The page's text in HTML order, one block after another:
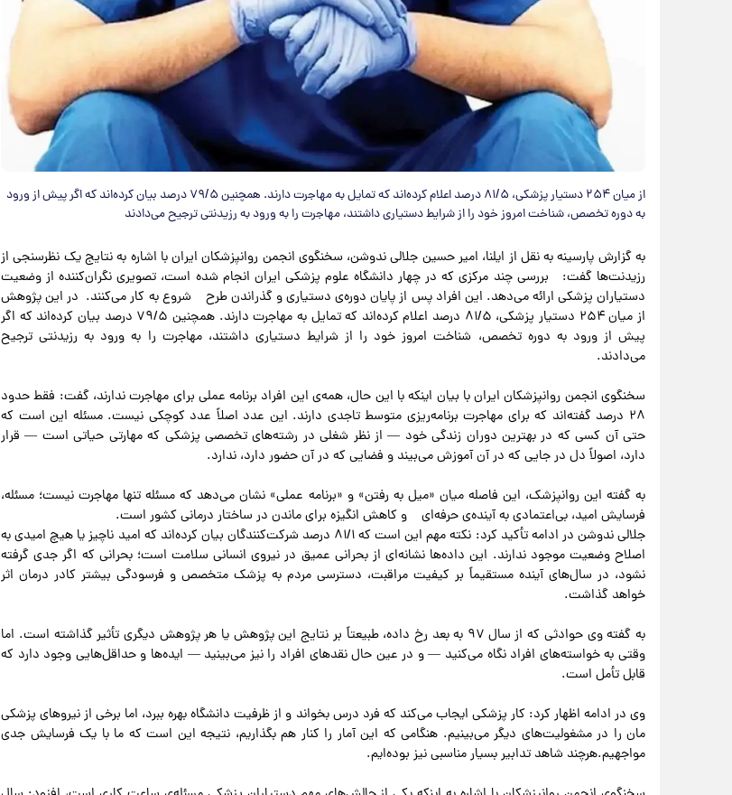
از میان ۲۵۴ دستیار پزشکی، ۸۱/۵ درصد اعلام کرده‌اند که تمایل به مهاجرت دارند. همچنین ۷۹/۵ درصد بیان کرده‌اند که اگر پیش از ورود
به دوره تخصص، شناخت امروز خود را از شرایط دستیاری داشتند، مهاجرت را به ورود به رزیدنتی ترجیح می‌دادند
به گزارش پارسینه به نقل از ایلنا، امیر حسین جلالی ندوشن، سخنگوی انجمن روانپزشکان ایران با اشاره به نتایج یک نظرسنجی از
رزیدنت‌ها گفت: بررسی چند مرکزی که در چهار دانشگاه علوم پزشکی ایران انجام شده است، تصویری نگران‌کننده از وضعیت
دستیاران پزشکی ارائه می‌دهد. این افراد پس از پایان دوره‌ی دستیاری و گذراندن طرح شروع به کار می‌کنند. در این پژوهش
از میان ۲۵۴ دستیار پزشکی، ۸۱/۵ درصد اعلام کرده‌اند که تمایل به مهاجرت دارند. همچنین ۷۹/۵ درصد بیان کرده‌اند که اگر
پیش از ورود به دوره تخصص، شناخت امروز خود را از شرایط دستیاری داشتند، مهاجرت را به ورود به رزیدنتی ترجیح
می‌دادند.
سخنگوی انجمن روانپزشکان ایران با بیان اینکه با این حال، همه‌ی این افراد برنامه عملی برای مهاجرت ندارند، گفت: فقط حدود
۲۸ درصد گفته‌اند که برای مهاجرت برنامه‌ریزی متوسط تاجدی دارند. این عدد اصلاً عدد کوچکی نیست. مسئله این است که
حتی آن کسی که در بهترین دوران زندگی خود — از نظر شغلی در رشته‌های تخصصی پزشکی که مهارتی حیاتی است — قرار
دارد، اصولاً دل در جایی که در آن آموزش می‌بیند و فضایی که در آن حضور دارد، ندارد.
به گفته این روانپزشک، این فاصله میان «میل به رفتن» و «برنامه عملی» نشان می‌دهد که مسئله تنها مهاجرت نیست؛ مسئله،
فرسایش امید، بی‌اعتمادی به آینده‌ی حرفه‌ای و کاهش انگیزه برای ماندن در ساختار درمانی کشور است.
جلالی ندوشن در ادامه تأکید کرد: نکته مهم این است که ۸۱/۱ درصد شرکت‌کنندگان بیان کرده‌اند که امید ناچیز یا هیچ امیدی به
اصلاح وضعیت موجود ندارند. این داده‌ها نشانه‌ای از بحرانی عمیق در نیروی انسانی سلامت است؛ بحرانی که اگر جدی گرفته
نشود، در سال‌های آینده مستقیماً بر کیفیت مراقبت، دسترسی مردم به پزشک متخصص و فرسودگی بیشتر کادر درمان اثر
خواهد گذاشت.
به گفته وی حوادثی که از سال ۹۷ به بعد رخ داده، طبیعتاً بر نتایج این پژوهش یا هر پژوهش دیگری تأثیر گذاشته است. اما
وقتی به خواسته‌های افراد نگاه می‌کنید — و در عین حال نقدهای افراد را نیز می‌بینید — ایده‌ها و حداقل‌هایی وجود دارد که
قابل تأمل است.
وی در ادامه اظهار کرد: کار پزشکی ایجاب می‌کند که فرد درس بخواند و از ظرفیت دانشگاه بهره ببرد، اما برخی از نیروهای پزشکی
مان را در مشغولیت‌های دیگر می‌بینیم. هنگامی که این آمار را کنار هم بگذاریم، نتیجه این است که ما با یک فرسایش جدی
مواجهیم.هرچند شاهد تدابیر بسیار مناسبی نیز بوده‌ایم.